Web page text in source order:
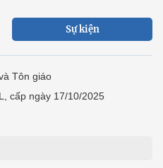
Sự kiện
Tôn giáo
cấp ngày 17/10/2025